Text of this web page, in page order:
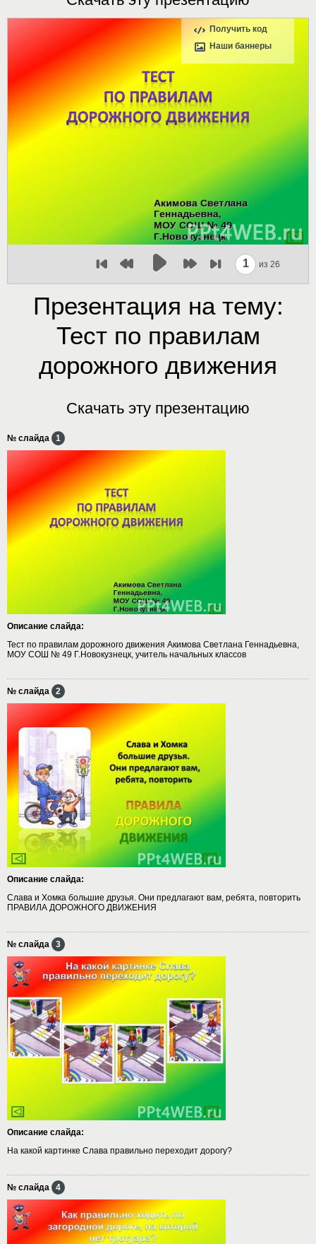
Получить код
Наши баннеры
1 из 26
Презентация на тему:
Тест по правилам
дорожного движения
Скачать эту презентацию
№ слайда 1
Описание слайда:
Тест по правилам дорожного движения Акимова Светлана Геннадьевна,
МОУ СОШ № 49 Г.Новокузнецк, учитель начальных классов
№ слайда 2
Описание слайда:
Слава и Хомка большие друзья. Они предлагают вам, ребята, повторить
ПРАВИЛА ДОРОЖНОГО ДВИЖЕНИЯ
№ слайда 3
Описание слайда:
На какой картинке Слава правильно переходит дорогу?
№ слайда 4